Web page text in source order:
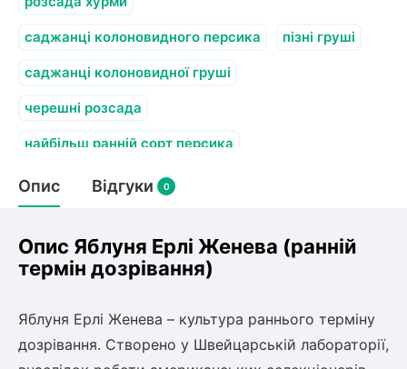
Оливкове Дерево
Мирт
Інжирний персик
Нектарин
Алича
Хурма
Смородина
Агрус
Актинідія
Ірга
Платан
Тамарикс
Рододендрон
Вейгела
Пухироплідник
Спірея
Азалія
Штамбові троянди
Бузок
Кріплення агроволокна (агротканини)
Сітка затіняюча
Садова техніка
Рубальні машини
Граблі тракторні
Картоплекопалки
Навантажувачі
саджанці колоновидного персика пізні груші
саджанці колоновидної груші
черешні розсада
найбільш ранній сорт персика
Опис Відгуки 0
Опис Яблуня Ерлі Женева (ранній
термін дозрівання)
Яблуня Ерлі Женева – культура раннього терміну
дозрівання. Створено у Швейцарській лабораторії,